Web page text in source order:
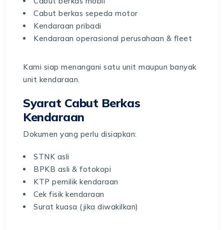
Cabut berkas sepeda motor
Kendaraan pribadi
Kendaraan operasional perusahaan & fleet
Kami siap menangani satu unit maupun banyak
unit kendaraan.
Syarat Cabut Berkas
Kendaraan
Dokumen yang perlu disiapkan:
STNK asli
BPKB asli & fotokopi
KTP pemilik kendaraan
Cek fisik kendaraan
Surat kuasa (jika diwakilkan)